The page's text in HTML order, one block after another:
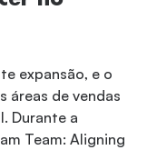
expansão, e o
áreas de vendas
Durante a
Team: Aligning